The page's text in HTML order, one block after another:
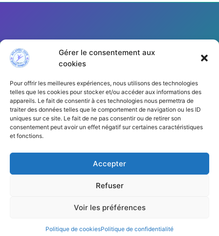
Gérer le consentement aux
cookies
Pour offrir les meilleures expériences, nous utilisons des technologies
telles que les cookies pour stocker et/ou accéder aux informations des
appareils. Le fait de consentir à ces technologies nous permettra de
traiter des données telles que le comportement de navigation ou les ID
uniques sur ce site. Le fait de ne pas consentir ou de retirer son
consentement peut avoir un effet négatif sur certaines caractéristiques
et fonctions.
Accepter
Refuser
Voir les préférences
Politique de cookiesPolitique de confidentialité
Cliquez pour accepter les cookies
marketing et activer ce contenu
Copyright © 2026 | AGSH44